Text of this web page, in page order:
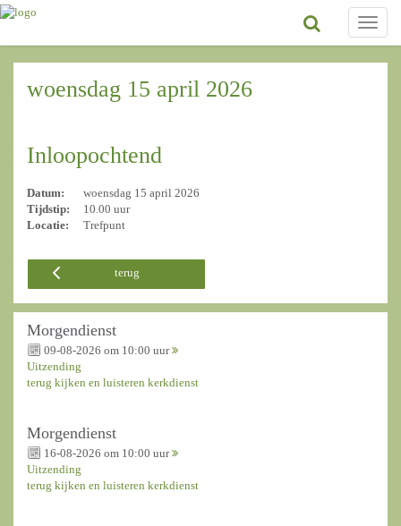
Toggle
woensdag 15 april 2026
Inloopochtend
Datum:
woensdag 15 april 2026
Tijdstip:
10.00 uur
Locatie:
Trefpunt
terug
Morgendienst
09-08-2026 om 10:00 uur
Uitzending
terug kijken en luisteren kerkdienst
Morgendienst
16-08-2026 om 10:00 uur
Uitzending
terug kijken en luisteren kerkdienst